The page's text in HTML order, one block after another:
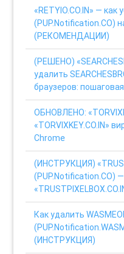
«RETYIO.CO.IN» — как
(PUP.Notification.CO)
(РЕКОМЕНДАЦИИ)
(РЕШЕНО)
удалить
браузеров:
ОБНОВЛЕНО:
«TORVIXKEY.CO.IN»
Chrome
(ИНСТРУКЦИЯ)
(PUP.Notification.CO)
Как удалить
(ИНСТРУКЦИЯ)